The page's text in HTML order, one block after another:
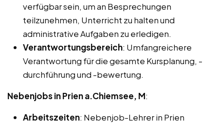
verfügbar sein, um an Besprechungen
teilzunehmen, Unterricht zu halten und
administrative Aufgaben zu erledigen.
Verantwortungsbereich: Umfangreichere
Verantwortung für die gesamte Kursplanung, -
durchführung und -bewertung.
Nebenjobs in Prien a.Chiemsee, M:
Arbeitszeiten: Nebenjob-Lehrer in Prien